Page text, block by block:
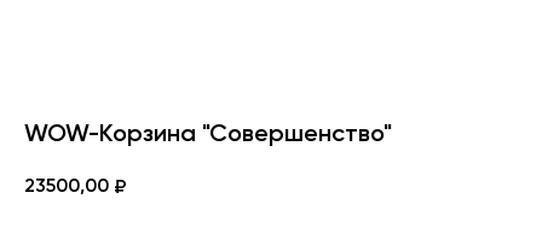
WOW-Корзина "Совершенство"
23500,00 ₽